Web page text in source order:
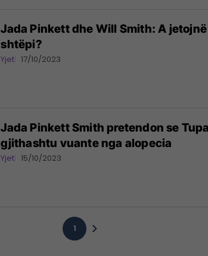
Jada Pinkett dhe Will Smith: A
shtëpi?
Yjet 17/10/2023
Jada Pinkett Smith pretendon se
gjithashtu vuante nga alopecia
Yjet 15/10/2023
1